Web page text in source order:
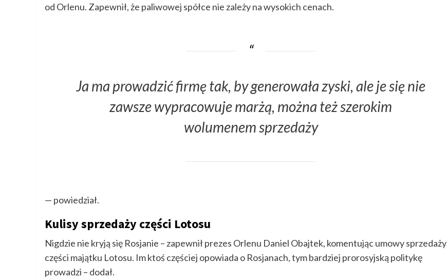
od Orlenu. Zapewnił, że paliwowej spółce nie zależy na wysokich cenach.
Ja ma prowadzić firmę tak, by generowała zyski, ale je się nie
zawsze wypracowuje marżą, można też szerokim
wolumenem sprzedaży
— powiedział.
Kulisy sprzedaży części Lotosu
Nigdzie nie kryją się Rosjanie – zapewnił prezes Orlenu Daniel Obajtek, komentując umowy sprzedaży
części majątku Lotosu. Im ktoś częściej opowiada o Rosjanach, tym bardziej prorosyjską politykę
prowadzi – dodał.